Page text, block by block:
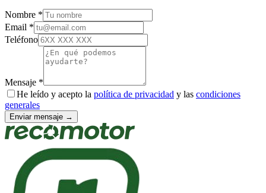
Nombre *
Email *
Teléfono
Mensaje *
He leído y acepto la política de privacidad y las condiciones
generales
Enviar mensaje →